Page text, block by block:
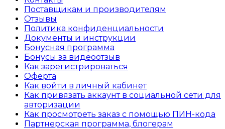
Поставщикам и производителям
Отзывы
Политика конфиденциальности
Документы и инструкции
Бонусная программа
Бонусы за видеоотзыв
Как зарегистрироваться
Оферта
Как войти в личный кабинет
Как привязать аккаунт в социальной сети для
авторизации
Как просмотреть заказ с помощью ПИН-кода
Партнерская программа, блогерам